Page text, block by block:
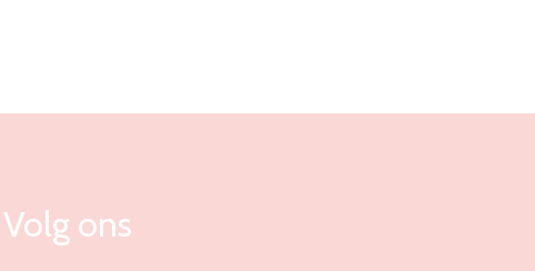
Volg ons